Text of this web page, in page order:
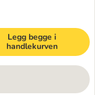
Legg begge i
handlekurven